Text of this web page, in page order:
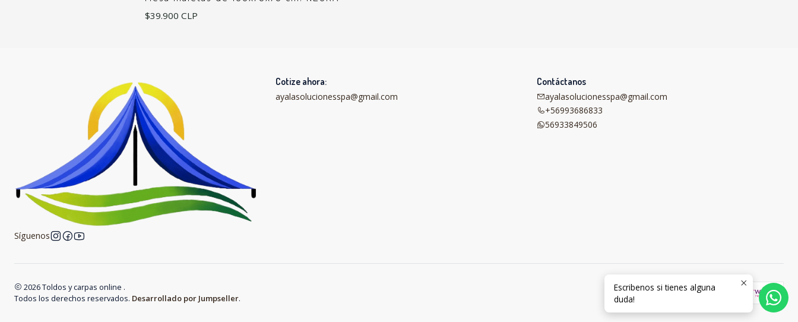
$39.900 CLP
Síguenos
Cotize ahora:
ayalasolucionesspa@gmail.com
Contáctanos
ayalasolucionesspa@gmail.com
+56993686833
56933849506
2026 Toldos y carpas online .
Todos los derechos reservados. Desarrollado por Jumpseller.
Escribenos si tienes alguna
duda!